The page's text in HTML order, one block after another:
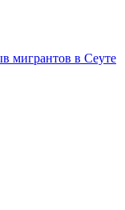
мигрантов в Сеуте